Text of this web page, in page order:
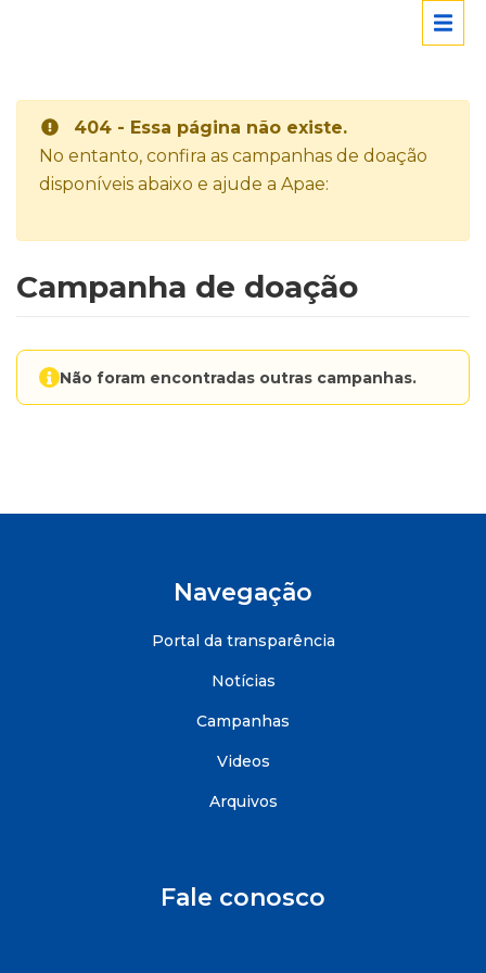
404 - Essa página não existe.
No entanto, confira as campanhas de doação
disponíveis abaixo e ajude a Apae:
Campanha de doação
Não foram encontradas outras campanhas.
Navegação
Portal da transparência
Notícias
Campanhas
Videos
Arquivos
Fale conosco